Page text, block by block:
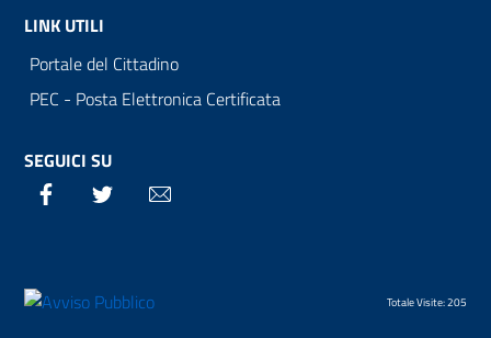
LINK UTILI
Portale del Cittadino
PEC - Posta Elettronica Certificata
SEGUICI SU
Facebook Twitter
Totale Visite: 205